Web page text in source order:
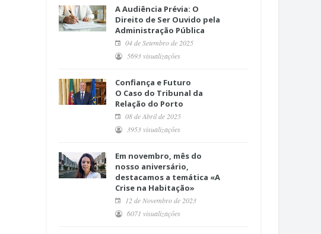
A Audiência Prévia: O
Direito de Ser Ouvido pela
Administração Pública
04 de Setembro de 2025
5693 visualizações
Confiança e Futuro
O Caso do Tribunal da
Relação do Porto
08 de Abril de 2025
3953 visualizações
Em novembro, mês do
nosso aniversário,
destacamos a temática «A
Crise na Habitação»
12 de Novembro de 2023
6071 visualizações